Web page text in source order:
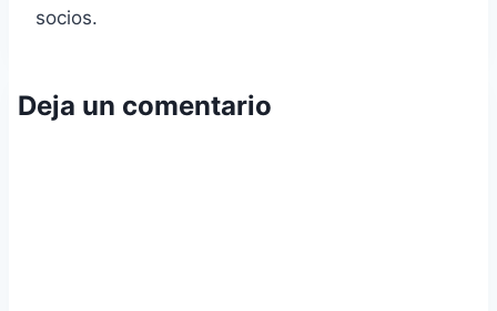
socios.
Deja un comentario